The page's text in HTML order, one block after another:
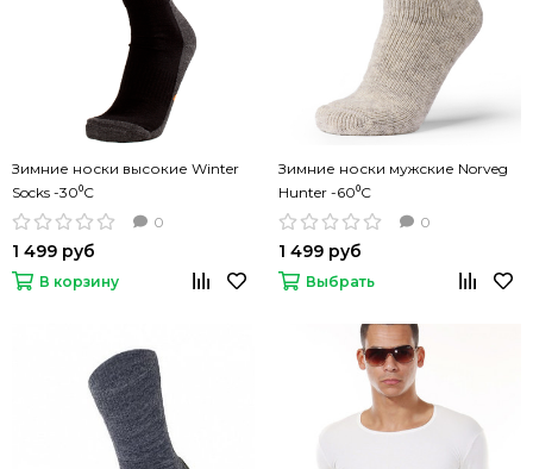
Зимние носки высокие Winter
Socks -30⁰С
0
1 499 руб
В корзину
Зимние носки мужские Norveg
Hunter -60⁰С
0
1 499 руб
Выбрать